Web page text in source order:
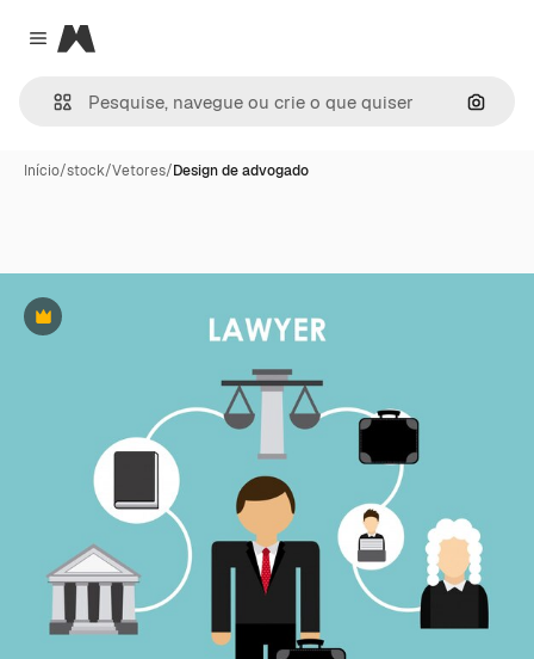
Close menu
Magnific
Início/stock/Vetores/Design de advogado
Premium